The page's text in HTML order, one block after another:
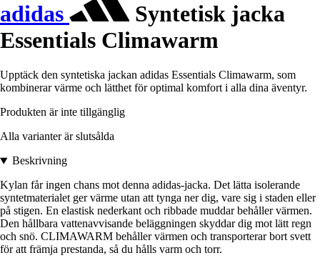
adidas
Syntetisk jacka
Essentials Climawarm
Upptäck den syntetiska jackan adidas Essentials Climawarm, som
kombinerar värme och lätthet för optimal komfort i alla dina äventyr.
Produkten är inte tillgänglig
Alla varianter är slutsålda
Beskrivning
Kylan får ingen chans mot denna adidas-jacka. Det lätta isolerande
syntetmaterialet ger värme utan att tynga ner dig, vare sig i staden eller
på stigen. En elastisk nederkant och ribbade muddar behåller värmen.
Den hållbara vattenavvisande beläggningen skyddar dig mot lätt regn
och snö. CLIMAWARM behåller värmen och transporterar bort svett
för att främja prestanda, så du hålls varm och torr.